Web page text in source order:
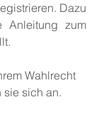
Dazu
Anleitung zum
Wahlrecht
sich an.